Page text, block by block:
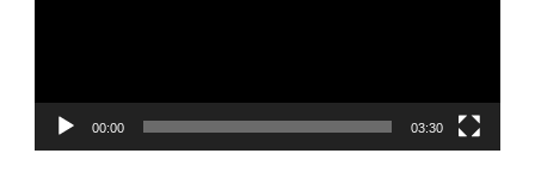
00:00 03:30